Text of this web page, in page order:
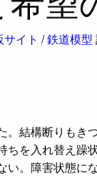
サイト /鉄道模型
結構断りもき
を入れ替え躁
い。障害状態